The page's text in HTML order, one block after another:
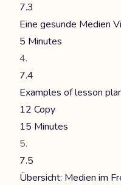
7.3
Eine gesunde Medien
5 Minutes
7.4
Examples of lesson
12 Copy
15 Minutes
7.5
Übersicht: Medien im